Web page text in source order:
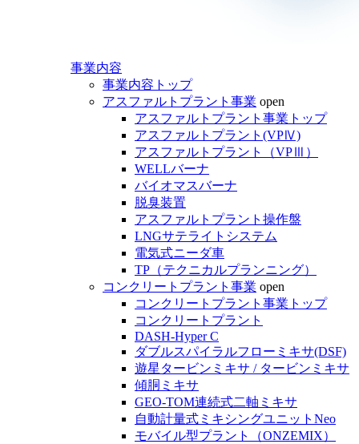
事業内容
事業内容トップ
アスファルトプラント事業 open
アスファルトプラント事業トップ
アスファルトプラント(VPⅣ)
アスファルトプラント（VPⅢ）
WELLバーナ
バイオマスバーナ
脱臭装置
アスファルトプラント操作盤
LNGサテライトシステム
電気式ニーダ車
TP（テクニカルプランニング）
コンクリートプラント事業 open
コンクリートプラント事業トップ
コンクリートプラント
DASH-Hyper C
ダブルスパイラルフローミキサ(DSF)
遊星タービンミキサ / タービンミキサ
傾胴ミキサ
GEO-TOM連続式二軸ミキサ
自動計量式ミキシングユニットNeo
モバイル型プラント（ONZEMIX）